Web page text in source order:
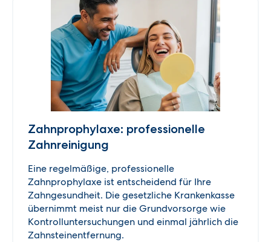
Zahnprophylaxe: professionelle
Zahnreinigung
Eine regelmäßige, professionelle
Zahnprophylaxe ist entscheidend für Ihre
Zahngesundheit. Die gesetzliche Krankenkasse
übernimmt meist nur die Grundvorsorge wie
Kontrolluntersuchungen und einmal jährlich die
Zahnsteinentfernung.